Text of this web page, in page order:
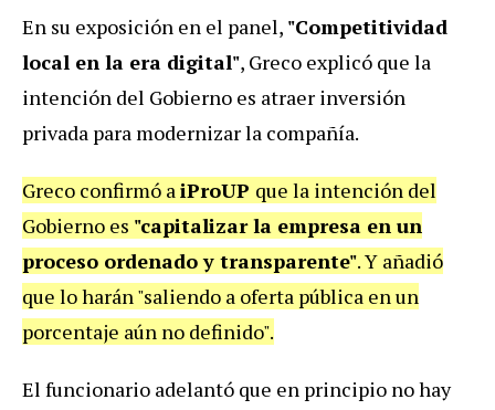
En su exposición en el panel, "Competitividad
local en la era digital", Greco explicó que la
intención del Gobierno es atraer inversión
privada para modernizar la compañía.
Greco confirmó aiProUP que la intención del
Gobierno es "capitalizar la empresa en un
proceso ordenado y transparente". Y añadió
que lo harán "saliendo a oferta pública en un
porcentaje aún no definido".
El funcionario adelantó que en principio no hay